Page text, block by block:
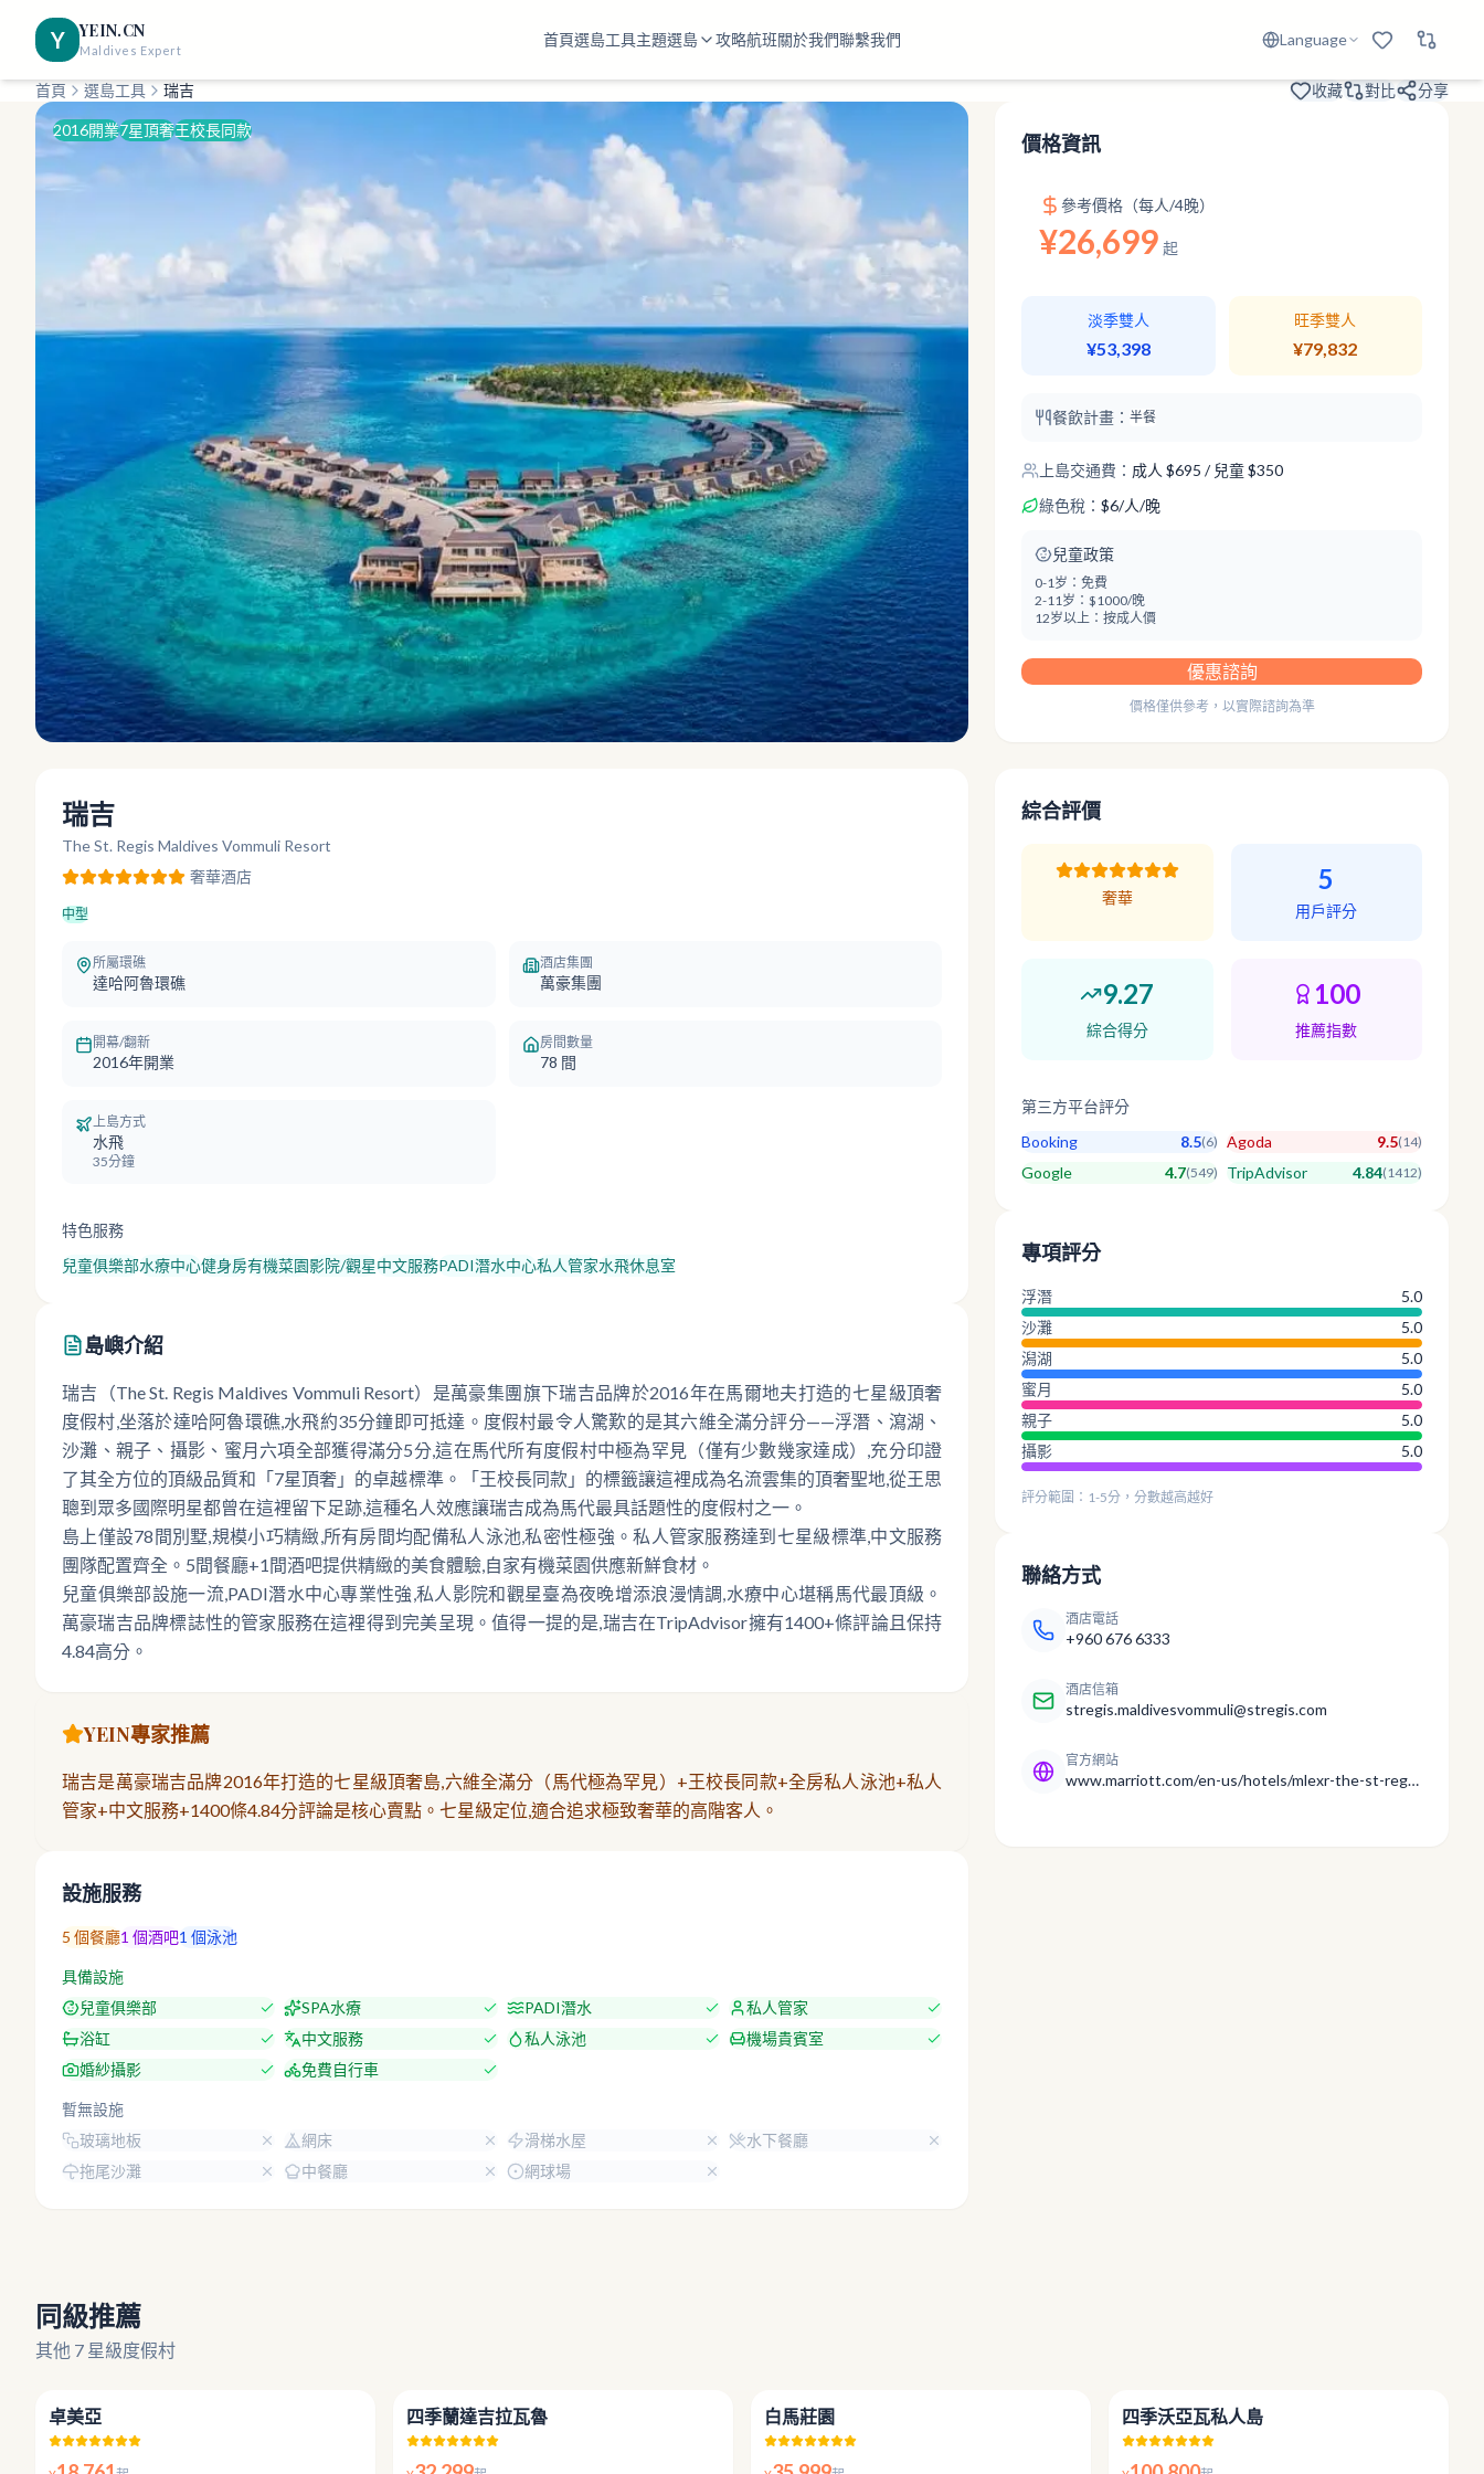
Y YEIN.CN
Maldives Expert
首頁選島工具主題選島 攻略航班關於我們聯繫我們 Language
首頁 選島工具 瑞吉 收藏 對比 分享
2016開業7星頂奢王校長同款
價格資訊
參考價格（每人/4晚）
¥26,699 起
淡季雙人
¥53,398
旺季雙人
¥79,832
餐飲計畫：半餐
上島交通費： 成人 $695 / 兒童 $350
綠色稅：$6/人/晚
兒童政策
0-1岁：免費
2-11岁：$1000/晚
12岁以上：按成人價
優惠諮詢
價格僅供參考，以實際諮詢為準
瑞吉
The St. Regis Maldives Vommuli Resort
奢華酒店
中型
所屬環礁
達哈阿魯環礁
酒店集團
萬豪集團
開幕/翻新
2016年開業
房間數量
78 間
上島方式
水飛
35分鐘
特色服務
兒童俱樂部水療中心健身房有機菜園影院/觀星中文服務PADI潛水中心私人管家水飛休息室
島嶼介紹
瑞吉（The St. Regis Maldives Vommuli Resort）是萬豪集團旗下瑞吉品牌於2016年在馬爾地夫打造的七星級頂奢
度假村,坐落於達哈阿魯環礁,水飛約35分鐘即可抵達。度假村最令人驚歎的是其六維全滿分評分——浮潛、瀉湖、
沙灘、親子、攝影、蜜月六項全部獲得滿分5分,這在馬代所有度假村中極為罕見（僅有少數幾家達成）,充分印證
了其全方位的頂級品質和「7星頂奢」的卓越標準。「王校長同款」的標籤讓這裡成為名流雲集的頂奢聖地,從王思
聰到眾多國際明星都曾在這裡留下足跡,這種名人效應讓瑞吉成為馬代最具話題性的度假村之一。
島上僅設78間別墅,規模小巧精緻,所有房間均配備私人泳池,私密性極強。私人管家服務達到七星級標準,中文服務
團隊配置齊全。5間餐廳+1間酒吧提供精緻的美食體驗,自家有機菜園供應新鮮食材。
兒童俱樂部設施一流,PADI潛水中心專業性強,私人影院和觀星臺為夜晚增添浪漫情調,水療中心堪稱馬代最頂級。
萬豪瑞吉品牌標誌性的管家服務在這裡得到完美呈現。值得一提的是,瑞吉在TripAdvisor擁有1400+條評論且保持
4.84高分。
YEIN專家推薦
瑞吉是萬豪瑞吉品牌2016年打造的七星級頂奢島,六維全滿分（馬代極為罕見）+王校長同款+全房私人泳池+私人
管家+中文服務+1400條4.84分評論是核心賣點。七星級定位,適合追求極致奢華的高階客人。
設施服務
5 個餐廳1 個酒吧1 個泳池
具備設施
兒童俱樂部 SPA水療 PADI潛水
私人管家
浴缸
中文服務 私人泳池
機場貴賓室
婚紗攝影
免費自行車
暫無設施
玻璃地板 網床 滑梯水屋
水下餐廳
拖尾沙灘
中餐廳 網球場
綜合評價
奢華
5
用戶評分
9.27
綜合得分
100
推薦指數
第三方平台評分
Booking 8.5(6) Agoda 9.5(14)
Google 4.7(549) TripAdvisor 4.84(1412)
專項評分
浮潛
5.0
沙灘
5.0
潟湖
5.0
蜜月
5.0
親子
5.0
攝影
5.0
評分範圍：1-5分，分數越高越好
聯絡方式
酒店電話
+960 676 6333
酒店信箱
stregis.maldivesvommuli@stregis.com
官方網站
www.marriott.com/en-us/hotels/mlexr-the-st-regis-maldives-vommuli-resort/overview/
同級推薦
其他 7 星級度假村
卓美亞 四季蘭達吉拉瓦魯 白馬莊園 四季沃亞瓦私人島